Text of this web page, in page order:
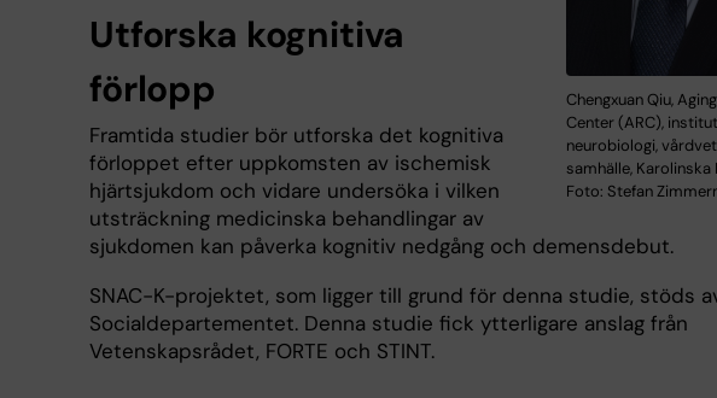
Chengxuan Qiu,
Center (ARC),
neurobiologi,
samhälle,
Foto: Stefan
Utforska kognitiva
förlopp
Framtida studier bör utforska det kognitiva
förloppet efter uppkomsten av ischemisk
hjärtsjukdom och vidare undersöka i vilken
utsträckning medicinska behandlingar av
sjukdomen kan påverka kognitiv nedgång och demensdebut.
SNAC-K-projektet, som ligger till grund för denna studie, stöds
Socialdepartementet. Denna studie fick ytterligare anslag från
Vetenskapsrådet, FORTE och STINT.